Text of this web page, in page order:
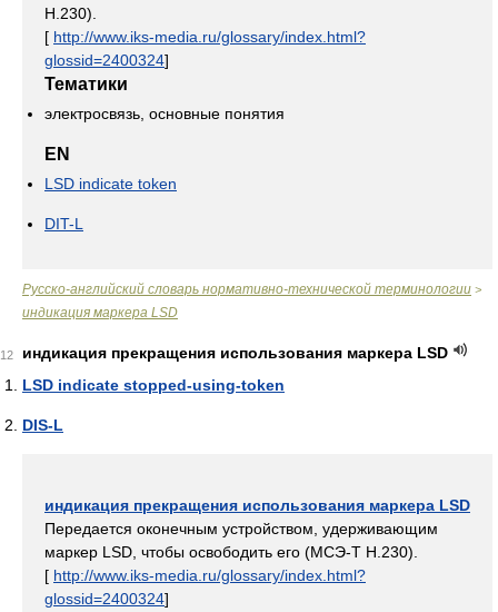
Н.230).
[ http://www.iks-media.ru/glossary/index.html?
glossid=2400324]
Тематики
электросвязь, основные понятия
EN
LSD indicate token
DIT-L
Русско-английский словарь нормативно-технической терминологии >
индикация маркера LSD
12
индикация прекращения использования маркера LSD
LSD indicate stopped-using-token
DIS-L
индикация прекращения использования маркера LSD
Передается оконечным устройством, удерживающим
маркер LSD, чтобы освободить его (МСЭ-Т Н.230).
[ http://www.iks-media.ru/glossary/index.html?
glossid=2400324]